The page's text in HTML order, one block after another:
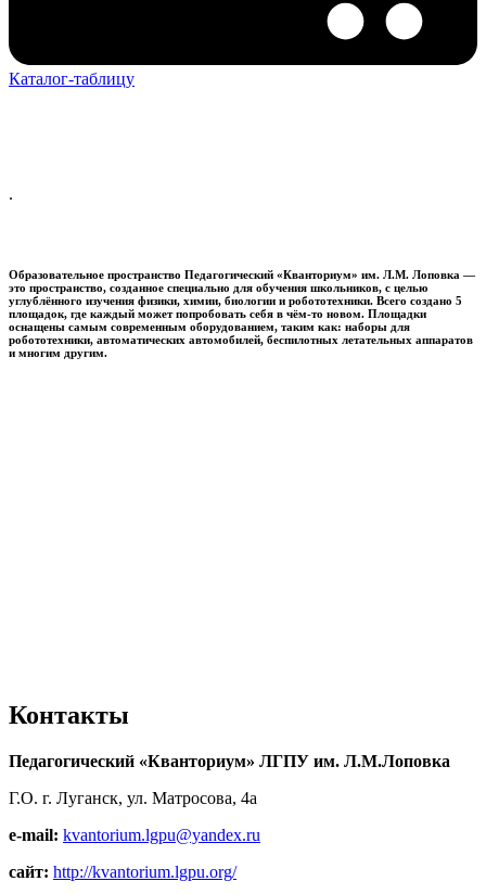
Каталог-таблицу
.
Образовательное пространство Педагогический «Кванториум» им. Л.М. Лоповка —
это пространство, созданное специально для обучения школьников, с целью
углублённого изучения физики, химии, биологии и робототехники. Всего создано 5
площадок, где каждый может попробовать себя в чём-то новом. Площадки
оснащены самым современным оборудованием, таким как: наборы для
робототехники, автоматических автомобилей, беспилотных летательных аппаратов
и многим другим.
Контакты
Педагогический «Кванториум» ЛГПУ им. Л.М.Лоповка
Г.О. г. Луганск, ул. Матросова, 4а
e-mail: kvantorium.lgpu@yandex.ru
сайт: http://kvantorium.lgpu.org/